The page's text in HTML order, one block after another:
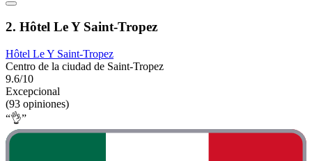
2. Hôtel Le Y Saint-Tropez
Hôtel Le Y Saint-Tropez
Centro de la ciudad de Saint-Tropez
9.6/10
Excepcional
(93 opiniones)
“👌”